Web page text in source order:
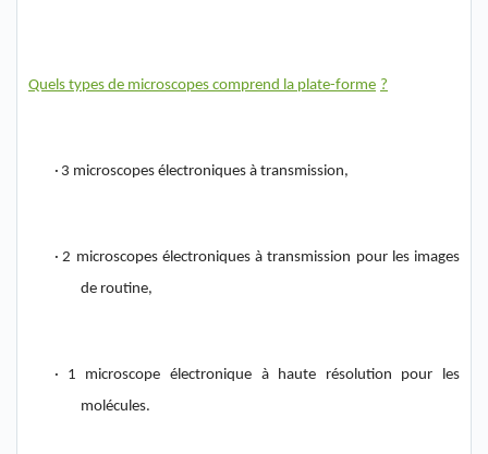
Quels types de microscopes comprend la plate-forme ?
· 3 microscopes électroniques à transmission,
· 2 microscopes électroniquesà transmission pour les images
de routine,
·
1 microscope électronique à haute résolution pour les
molécules.